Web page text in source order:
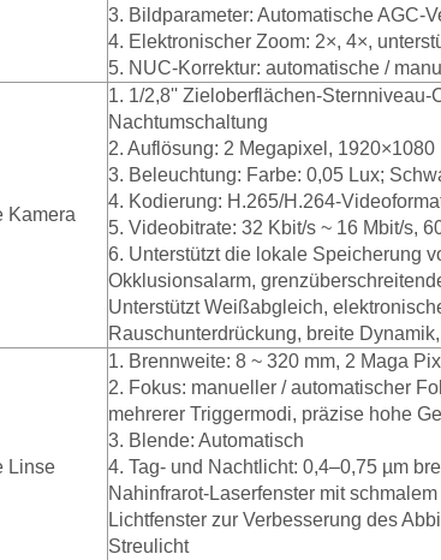
3. Bildparameter: Automatische AGC-
4. Elektronischer Zoom: 2×, 4×,
5. NUC-Korrektur: automatische /
Kamera
1. 1/2,8'' Zieloberflächen-Sternniveau-
Nachtumschaltung
2. Auflösung: 2 Megapixel, 1920×1080
3. Beleuchtung: Farbe: 0,05 Lux;
4. Kodierung: H.265/H.264-
5. Videobitrate: 32 Kbit/s ~ 16 Mbit/s,
6. Unterstützt die lokale Speicherung
Okklusionsalarm,
Unterstützt Weißabgleich,
Rauschunterdrückung, breite
Linse
1. Brennweite: 8 ~ 320 mm, 2 Maga
2. Fokus: manueller / automatischer
mehrerer Triggermodi, präzise hohe
3. Blende: Automatisch
4. Tag- und Nachtlicht: 0,4–0,75 µm
Nahinfrarot-Laserfenster mit
Lichtfenster zur Verbesserung des
Streulicht